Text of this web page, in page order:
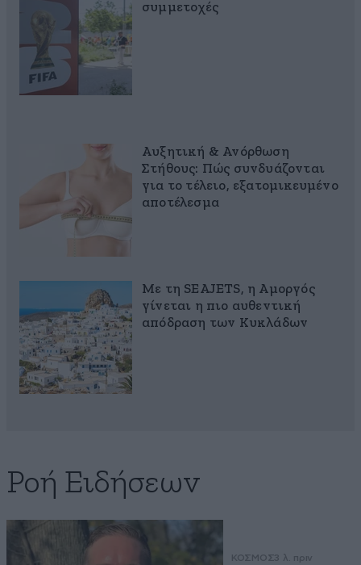
συμμετοχές
Αυξητική & Ανόρθωση
Στήθους: Πώς συνδυάζονται
για το τέλειο, εξατομικευμένο
αποτέλεσμα
Με τη SEAJETS, η Αμοργός
γίνεται η πιο αυθεντική
απόδραση των Κυκλάδων
Ροή Ειδήσεων
ΚΟΣΜΟΣ3 λ. πριν